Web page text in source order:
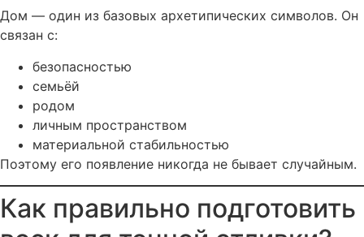
Дом — один из базовых архетипических символов. Он
связан с:
безопасностью
семьёй
родом
личным пространством
материальной стабильностью
Поэтому его появление никогда не бывает случайным.
Как правильно подготовить